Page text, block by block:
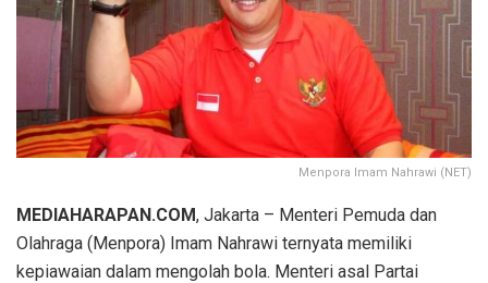
Menpora Imam Nahrawi (NET)
MEDIAHARAPAN.COM, Jakarta – Menteri Pemuda dan
Olahraga (Menpora) Imam Nahrawi ternyata memiliki
kepiawaian dalam mengolah bola. Menteri asal Partai